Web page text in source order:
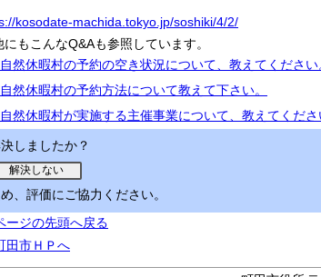
kosodate-machida.tokyo.jp/soshiki/4/2/
もこんなQ&Aも参照しています。
休暇村の予約の空き状況について、教えてください
休暇村の予約方法について教えて下さい。
休暇村が実施する主催事業について、教えてくださ
しましたか？
、評価にご協力ください。
ージの先頭へ戻る
田市ＨＰへ